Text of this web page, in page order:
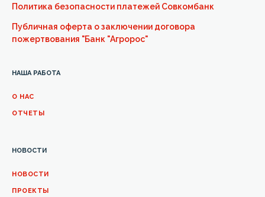
НАША РАБОТА
О НАС
ОТЧЕТЫ
НОВОСТИ
НОВОСТИ
ПРОЕКТЫ
Политика безопасности платежей Совкомбанк
Публичная оферта о заключении договора
пожертвования "Банк "Агророс"